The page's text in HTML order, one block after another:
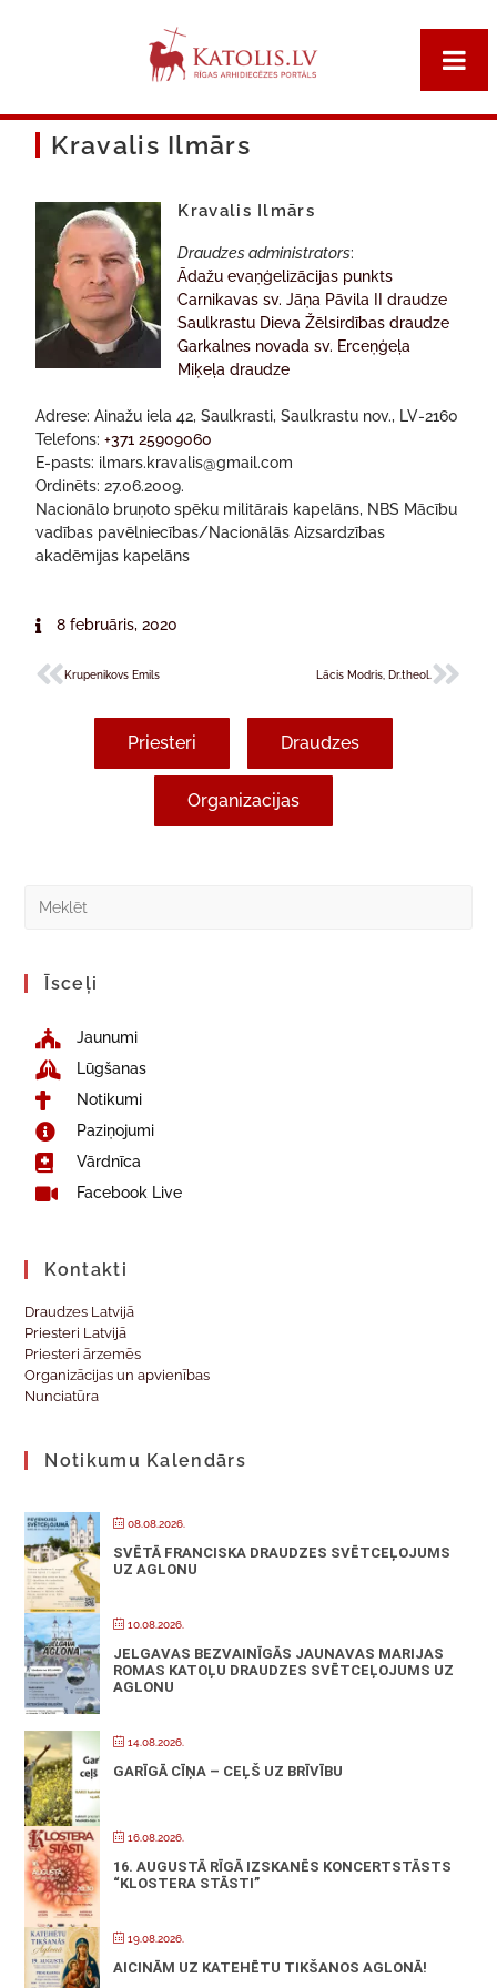
Kravalis Ilmārs
Kravalis Ilmārs
Draudzes administrators:
Ādažu evaņģelizācijas punkts
Carnikavas sv. Jāņa Pāvila II draudze
Saulkrastu Dieva Žēlsirdības draudze
Garkalnes novada sv. Erceņģeļa
Miķeļa draudze
Adrese: Ainažu iela 42, Saulkrasti, Saulkrastu nov., LV-2160
Telefons:+371 25909060
E-pasts: ilmars.kravalis@gmail.com
Ordinēts: 27.06.2009.
Nacionālo bruņoto spēku militārais kapelāns, NBS Mācību
vadības pavēlniecības/Nacionālās Aizsardzības
akadēmijas kapelāns
8 februāris, 2020
Krupenikovs Emils Lācis Modris, Dr.theol.
Priesteri Draudzes
Organizacijas
Īsceļi
Jaunumi
Lūgšanas
Notikumi
Paziņojumi
Vārdnīca
Facebook Live
Kontakti
Draudzes Latvijā
Priesteri Latvijā
Priesteri ārzemēs
Organizācijas un apvienības
Nunciatūra
Notikumu Kalendārs
08.08.2026.
SVĒTĀ FRANCISKA DRAUDZES SVĒTCEĻOJUMS
UZ AGLONU
10.08.2026.
JELGAVAS BEZVAINĪGĀS JAUNAVAS MARIJAS
ROMAS KATOĻU DRAUDZES SVĒTCEĻOJUMS UZ
AGLONU
14.08.2026.
GARĪGĀ CĪŅA – CEĻŠ UZ BRĪVĪBU
16.08.2026.
16. AUGUSTĀ RĪGĀ IZSKANĒS KONCERTSTĀSTS
“KLOSTERA STĀSTI”
19.08.2026.
AICINĀM UZ KATEHĒTU TIKŠANOS AGLONĀ!